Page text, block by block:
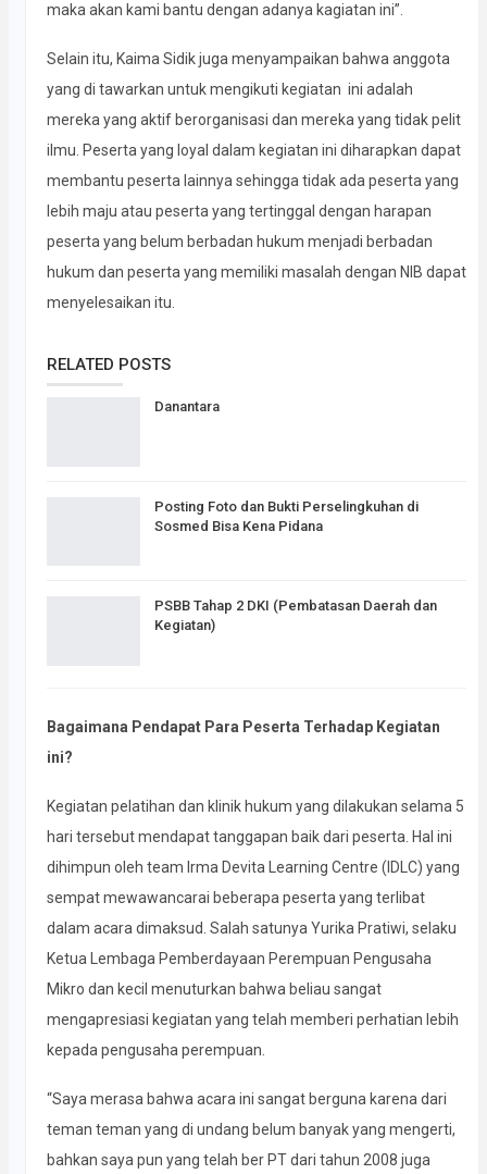
maka akan kami bantu dengan adanya kagiatan ini”.
Selain itu, Kaima Sidik juga menyampaikan bahwa anggota
yang di tawarkan untuk mengikuti kegiatan ini adalah
mereka yang aktif berorganisasi dan mereka yang tidak pelit
ilmu. Peserta yang loyal dalam kegiatan ini diharapkan dapat
membantu peserta lainnya sehingga tidak ada peserta yang
lebih maju atau peserta yang tertinggal dengan harapan
peserta yang belum berbadan hukum menjadi berbadan
hukum dan peserta yang memiliki masalah dengan NIB dapat
menyelesaikan itu.
RELATED POSTS
Danantara
Posting Foto dan Bukti Perselingkuhan di
Sosmed Bisa Kena Pidana
PSBB Tahap 2 DKI (Pembatasan Daerah dan
Kegiatan)
Bagaimana Pendapat Para Peserta Terhadap Kegiatan
ini?
Kegiatan pelatihan dan klinik hukum yang dilakukan selama 5
hari tersebut mendapat tanggapan baik dari peserta. Hal ini
dihimpun oleh team Irma Devita Learning Centre (IDLC) yang
sempat mewawancarai beberapa peserta yang terlibat
dalam acara dimaksud. Salah satunya Yurika Pratiwi, selaku
Ketua Lembaga Pemberdayaan Perempuan Pengusaha
Mikro dan kecil menuturkan bahwa beliau sangat
mengapresiasi kegiatan yang telah memberi perhatian lebih
kepada pengusaha perempuan.
“Saya merasa bahwa acara ini sangat berguna karena dari
teman teman yang di undang belum banyak yang mengerti,
bahkan saya pun yang telah ber PT dari tahun 2008 juga